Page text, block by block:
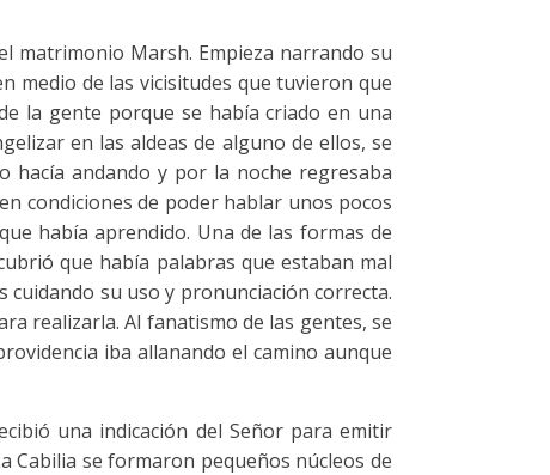
matrimonio Marsh. Empieza narrando su
medio de las vicisitudes que tuvieron que
la gente porque se había criado en una
en las aldeas de alguno de ellos, se
hacía andando y por la noche regresaba
condiciones de poder hablar unos pocos
había aprendido. Una de las formas de
que había palabras que estaban mal
su uso y pronunciación correcta.
realizarla. Al fanatismo de las gentes, se
iba allanando el camino aunque
una indicación del Señor para emitir
Cabilia se formaron pequeños núcleos de